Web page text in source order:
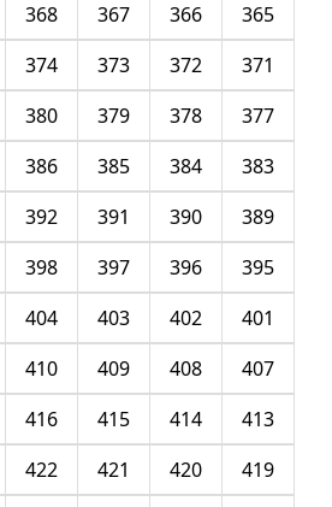
365
366
367
368
371
372
373
374
377
378
379
380
383
384
385
386
389
390
391
392
395
396
397
398
401
402
403
404
407
408
409
410
413
414
415
416
419
420
421
422